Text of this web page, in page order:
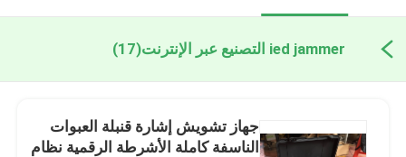
ied jammer التصنيع عبر الإنترنت (17)
جهاز تشويش إشارة قنبلة العبوات
الناسفة كاملة الأشرطة الرقمية نظام